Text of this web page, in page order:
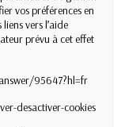
vos préférences en
vers l’aide
prévu à cet effet
95647?hl=fr
desactiver-cookies